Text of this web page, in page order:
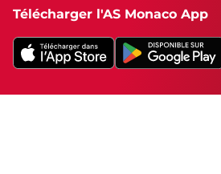
Télécharger l'AS Monaco App